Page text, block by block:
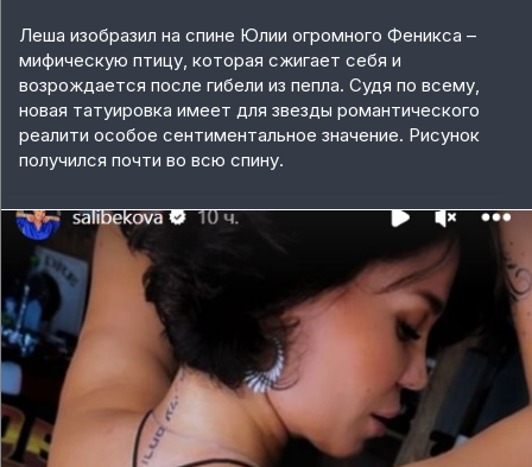
Леша изобразил на спине Юлии огромного Феникса –
мифическую птицу, которая сжигает себя и
возрождается после гибели из пепла. Судя по всему,
новая татуировка имеет для звезды романтического
реалити особое сентиментальное значение. Рисунок
получился почти во всю спину.